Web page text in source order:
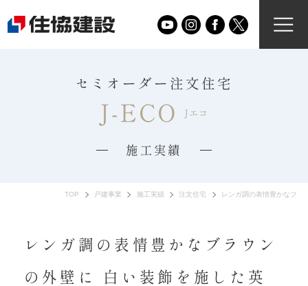
セミオーダー注文住宅
J-ECO Jエコ
施工実績
TOP 戸建事業 施工実績 注文住宅 レンガ調の表情豊かなブラ
レンガ調の表情豊かなブラウン
の外壁に 白い装飾を施した英